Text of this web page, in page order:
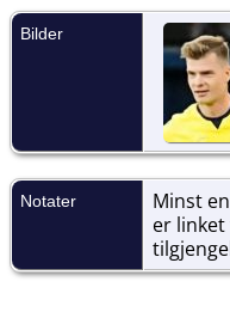
Bilder
Notater
Minst
er